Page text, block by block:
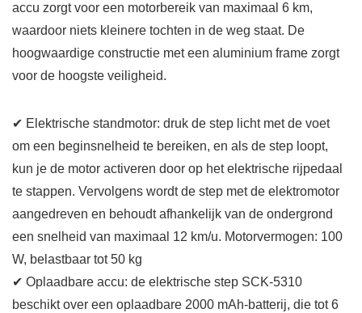
accu zorgt voor een motorbereik van maximaal 6 km,
waardoor niets kleinere tochten in de weg staat. De
hoogwaardige constructie met een aluminium frame zorgt
voor de hoogste veiligheid.
✔ Elektrische standmotor: druk de step licht met de voet
om een beginsnelheid te bereiken, en als de step loopt,
kun je de motor activeren door op het elektrische rijpedaal
te stappen. Vervolgens wordt de step met de elektromotor
aangedreven en behoudt afhankelijk van de ondergrond
een snelheid van maximaal 12 km/u. Motorvermogen: 100
W, belastbaar tot 50 kg
✔ Oplaadbare accu: de elektrische step SCK-5310
beschikt over een oplaadbare 2000 mAh-batterij, die tot 6